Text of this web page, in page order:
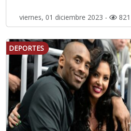
viernes, 01 diciembre 2023 - 821
DEPORTES